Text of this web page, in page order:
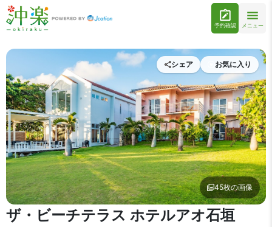
予約確認 メニュー
外観の写真を拡大表示
シェア お気に入り
45枚の画像
ザ・ビーチテラス ホテルアオ石垣